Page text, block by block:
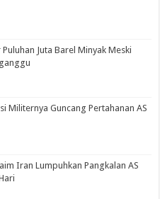
Juta Barel Minyak Meski
Militernya Guncang Pertahanan AS
Iran Lumpuhkan Pangkalan AS